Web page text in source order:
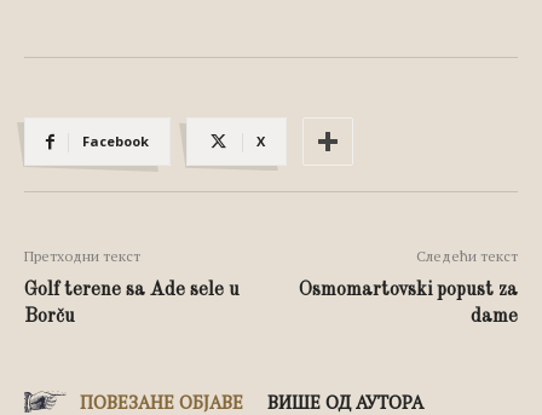
Facebook X
Претходни текст
Golf terene sa Ade sele u
Borču
Следећи текст
Osmomartovski popust za
dame
ПОВЕЗАНЕ ОБЈАВЕ ВИШЕ ОД АУТОРА